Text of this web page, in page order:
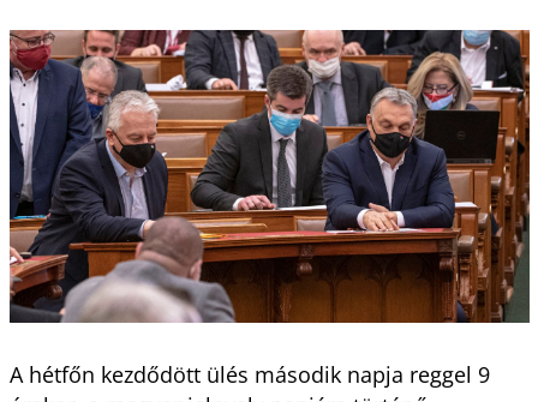
A hétfőn kezdődött ülés második napja reggel 9